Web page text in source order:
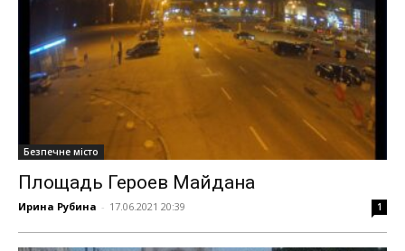
Безпечне місто
Площадь Героев Майдана
Ирина Рубина - 17.06.2021 20:39 1